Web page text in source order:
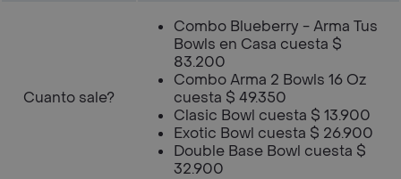
Cuanto sale?
Combo Blueberry - Arma Tus
Bowls en Casa cuesta $
83.200
Combo Arma 2 Bowls 16 Oz
cuesta $ 49.350
Clasic Bowl cuesta $ 13.900
Exotic Bowl cuesta $ 26.900
Double Base Bowl cuesta $
32.900